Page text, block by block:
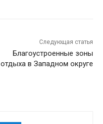
Следующая статья
Благоустроенные зоны
отдыха в Западном округе